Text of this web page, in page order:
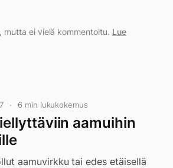
mutta ei vielä kommentoitu. Lue
6 min lukukokemus
aamuihin
aamuvirkku tai edes etäisellä